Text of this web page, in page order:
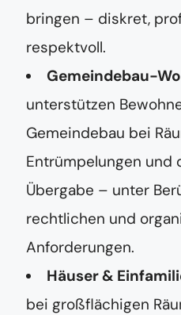
bringen – diskret,
respektvoll.
Gemeindebau-
unterstützen
Gemeindebau bei
Entrümpelungen und
Übergabe – unter
rechtlichen und
Anforderungen.
Häuser &
bei großflächigen